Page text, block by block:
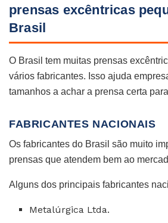
prensas excêntricas
Brasil
O Brasil tem muitas prensas
vários fabricantes. Isso ajuda
tamanhos a achar a prensa certa
FABRICANTES NACIONAIS
Os fabricantes do Brasil são muito
prensas que atendem bem ao
Alguns dos principais fabricantes
Metalúrgica Ltda.